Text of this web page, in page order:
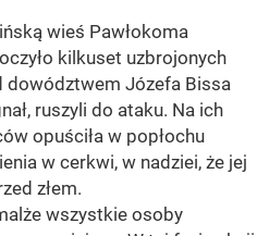
wieś Pawłokoma
kilkuset uzbrojonych
dowództwem Józefa Bissa
ruszyli do ataku. Na ich
opuściła w popłochu
w cerkwi, w nadziei, że jej
złem.
wszystkie osoby